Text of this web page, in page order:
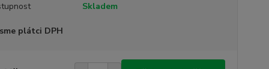
Skladem
plátci DPH